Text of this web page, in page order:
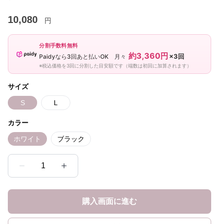
10,080 円
分割手数料無料
Paidyなら3回あと払いOK 月々 約3,360円 ×3回
※税込価格を3回に分割した目安額です（端数は初回に加算されます）
サイズ
S L
カラー
ホワイト ブラック
1
購入画面に進む